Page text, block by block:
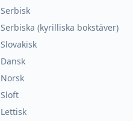
Serbisk
Serbiska (kyrilliska bokstäver)
Slovakisk
Dansk
Norsk
Sloft
Lettisk